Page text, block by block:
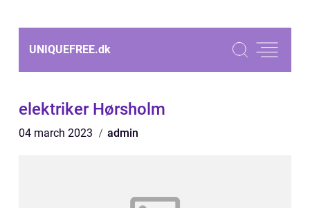
UNIQUEFREE.dk
elektriker Hørsholm
04 march 2023 admin